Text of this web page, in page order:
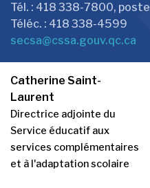
Tél. : 418 338-7800,
Téléc. : 418 338-4599
secsa@cssa.gouv.qc.ca
Catherine Saint-
Laurent
Directrice adjointe du
Service éducatif aux
services complémentaires
et à l'adaptation scolaire